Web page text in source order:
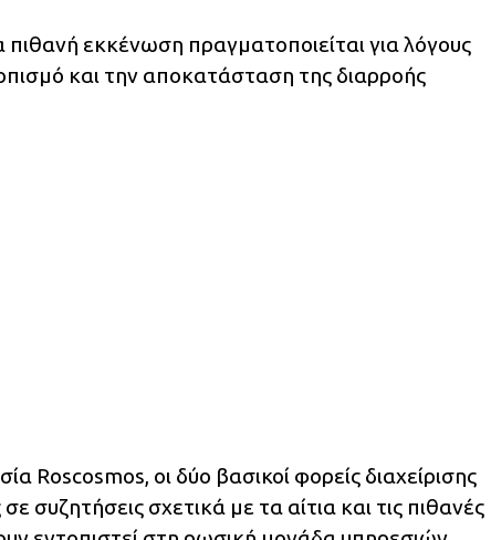
εκκένωση πραγματοποιείται για λόγους
και την αποκατάσταση της διαρροής
Roscosmos, οι δύο βασικοί φορείς διαχείρισης
συζητήσεις σχετικά με τα αίτια και τις πιθανές